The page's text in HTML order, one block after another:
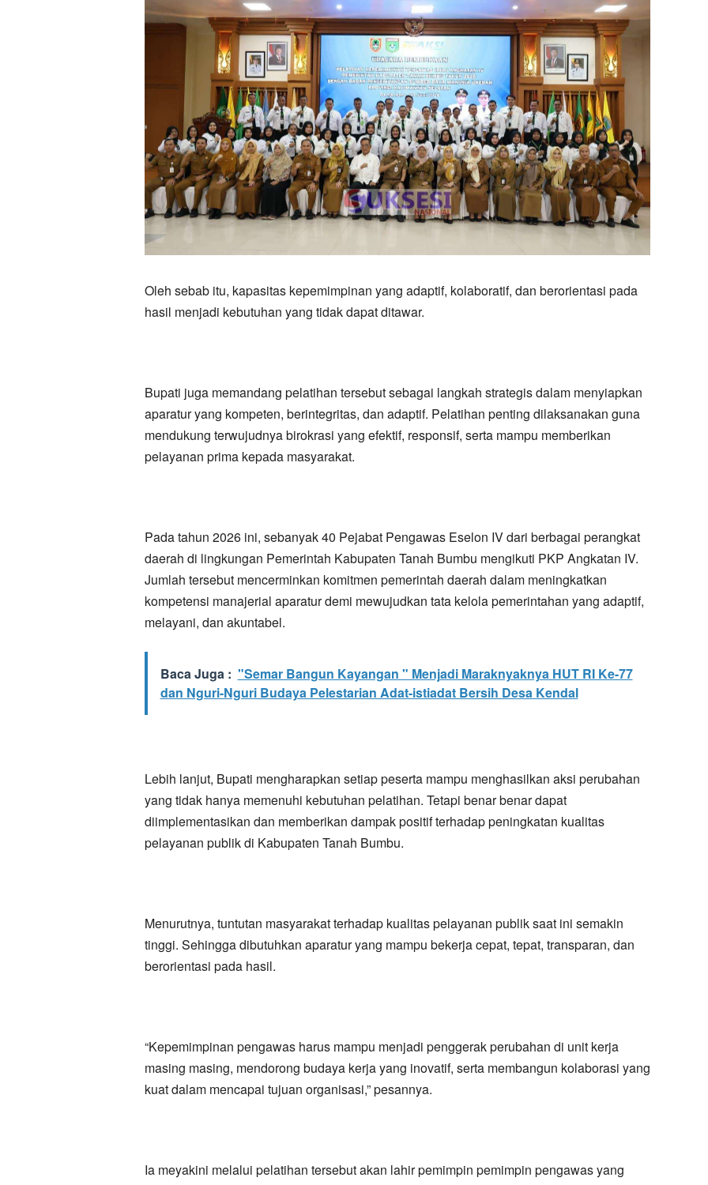
Oleh sebab itu, kapasitas kepemimpinan yang adaptif, kolaboratif, dan berorientasi pada
hasil menjadi kebutuhan yang tidak dapat ditawar.
Bupati juga memandang pelatihan tersebut sebagai langkah strategis dalam menyiapkan
aparatur yang kompeten, berintegritas, dan adaptif. Pelatihan penting dilaksanakan guna
mendukung terwujudnya birokrasi yang efektif, responsif, serta mampu memberikan
pelayanan prima kepada masyarakat.
Pada tahun 2026 ini, sebanyak 40 Pejabat Pengawas Eselon IV dari berbagai perangkat
daerah di lingkungan Pemerintah Kabupaten Tanah Bumbu mengikuti PKP Angkatan IV.
Jumlah tersebut mencerminkan komitmen pemerintah daerah dalam meningkatkan
kompetensi manajerial aparatur demi mewujudkan tata kelola pemerintahan yang adaptif,
melayani, dan akuntabel.
Baca Juga : "Semar Bangun Kayangan " Menjadi Maraknyaknya HUT RI Ke-77
dan Nguri-Nguri Budaya Pelestarian Adat-istiadat Bersih Desa Kendal
Lebih lanjut, Bupati mengharapkan setiap peserta mampu menghasilkan aksi perubahan
yang tidak hanya memenuhi kebutuhan pelatihan. Tetapi benar benar dapat
diimplementasikan dan memberikan dampak positif terhadap peningkatan kualitas
pelayanan publik di Kabupaten Tanah Bumbu.
Menurutnya, tuntutan masyarakat terhadap kualitas pelayanan publik saat ini semakin
tinggi. Sehingga dibutuhkan aparatur yang mampu bekerja cepat, tepat, transparan, dan
berorientasi pada hasil.
“Kepemimpinan pengawas harus mampu menjadi penggerak perubahan di unit kerja
masing masing, mendorong budaya kerja yang inovatif, serta membangun kolaborasi yang
kuat dalam mencapai tujuan organisasi,” pesannya.
Ia meyakini melalui pelatihan tersebut akan lahir pemimpin pemimpin pengawas yang